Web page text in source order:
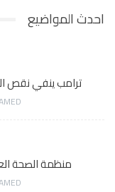
احدث المواضيع
ترامب ينفي نقص
منظمة الصحة